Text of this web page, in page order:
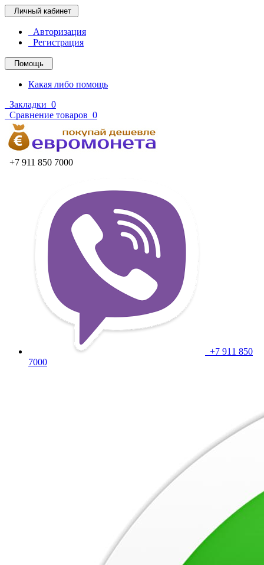
Личный кабинет
Авторизация
Регистрация
Помощь
Какая либо помощь
Закладки 0
Сравнение товаров 0
+7 911 850 7000
+7 911 850
7000